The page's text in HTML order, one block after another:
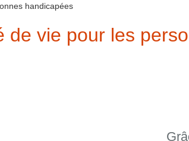
de vie pour les
handicapées